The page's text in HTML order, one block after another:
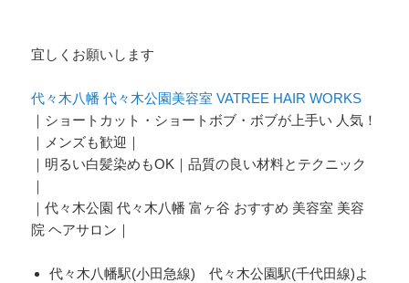
宜しくお願いします
代々木八幡 代々木公園美容室 VATREE HAIR WORKS
｜ショートカット・ショートボブ・ボブが上手い 人気！
｜メンズも歓迎｜
｜明るい白髪染めもOK｜品質の良い材料とテクニック
｜代々木公園 代々木八幡 富ヶ谷 おすすめ 美容室 美容
院 ヘアサロン｜
代々木八幡駅(小田急線) 代々木公園駅(千代田線)よ